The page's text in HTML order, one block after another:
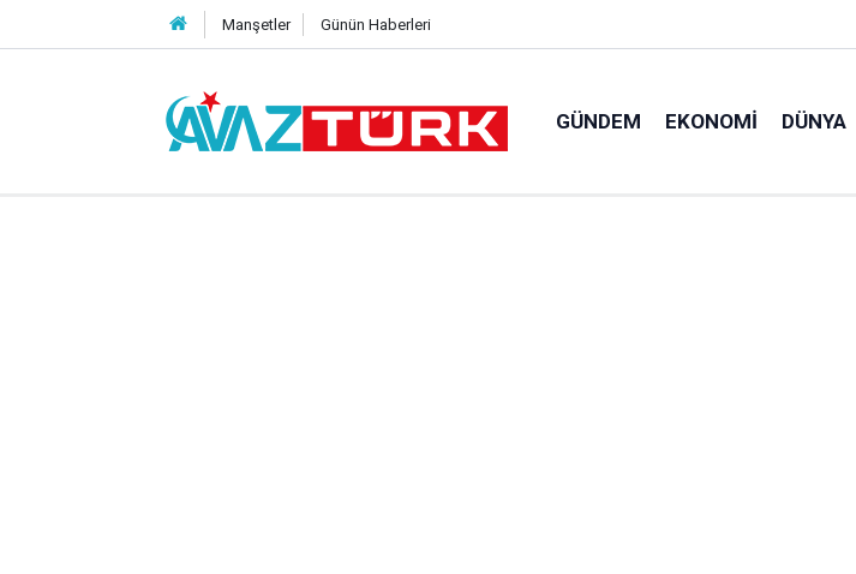
Manşetler Günün Haberleri
GÜNDEM EKONOMI DÜNYA